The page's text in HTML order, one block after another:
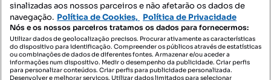
SIGA-NOS:
DESCARREGAR NA:
sinalizadas aos nossos parceiros e não afetarão os dados de
navegação. Política de Cookies, Política de Privacidade
Nós e os nossos parceiros tratamos os dados para fornecermos:
Utilizar dados de geolocalização precisos. Procurar ativamente as características
do dispositivo para identificação. Compreender os públicos através de estatísticas
ou combinações de dados de diferentes fontes. Armazenar e/ou aceder a
informações num dispositivo. Medir o desempenho da publicidade. Criar perfis
para personalizar conteúdos. Criar perfis para publicidade personalizada.
Desenvolver e melhorar serviços. Utilizar dados limitados para selecionar